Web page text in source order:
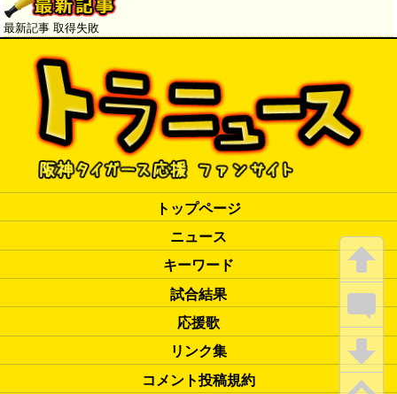
い」
最新記事 取得失敗
トップページ
ニュース
キーワード
試合結果
応援歌
リンク集
コメント投稿規約